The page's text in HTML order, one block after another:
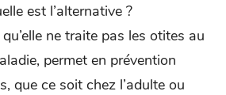
est l’alternative ?
ne traite pas les otites au
permet en prévention
que ce soit chez l’adulte ou